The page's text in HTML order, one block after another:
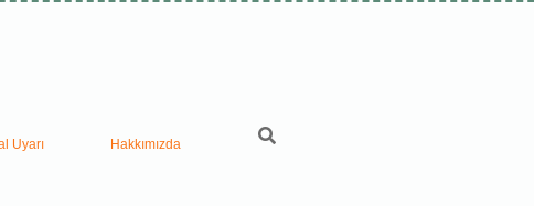
Uyarı Hakkımızda